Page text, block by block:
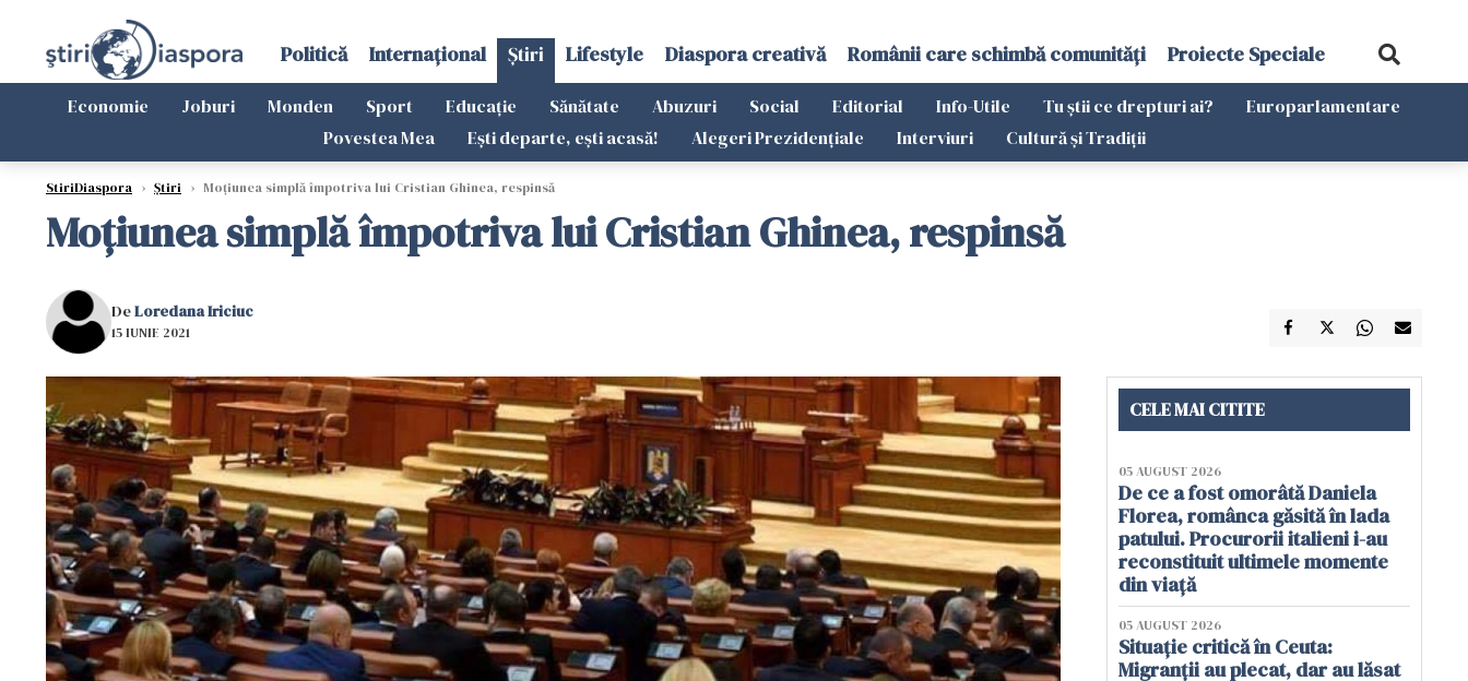
Politică Internațional Știri Lifestyle Diaspora creativă Românii care schimbă comunități Proiecte Speciale
Economie Joburi Monden Sport Educație Sănătate Abuzuri Social Editorial Info-Utile Tu știi ce drepturi ai?
Europarlamentare
Povestea Mea
Ești departe, ești acasă! Alegeri Prezidențiale Interviuri Cultură și Tradiții
StiriDiaspora › Știri › Moțiunea simplă împotriva lui Cristian Ghinea, respinsă
Moțiunea simplă împotriva lui Cristian Ghinea, respinsă
DeLoredana Iriciuc
15 IUNIE 2021
CELE MAI CITITE
05 AUGUST 2026
De ce a fost omorâtă Daniela
Florea, românca găsită în lada
patului. Procurorii italieni i-au
reconstituit ultimele momente
din viață
05 AUGUST 2026
Situație critică în Ceuta:
Migranții au plecat, dar au lăsat